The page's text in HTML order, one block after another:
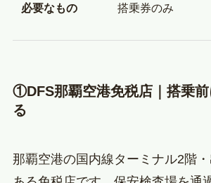
必要なもの 搭乗券のみ
①DFS那覇空港免税店｜搭乗前
る
那覇空港の国内線ターミナル2階